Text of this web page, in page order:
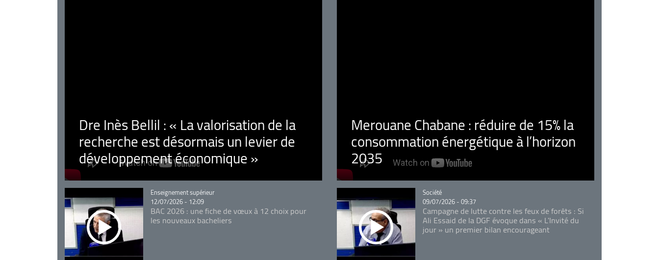
Dre Inès Bellil : « La valorisation de la
recherche est désormais un levier de
développement économique »
Merouane Chabane : réduire de 15% la
consommation énergétique à l’horizon
2035
Catégorie
Enseignement supérieur
12/07/2026 - 12:09
BAC 2026 : une fiche de vœux à 12 choix pour
les nouveaux bacheliers
Catégorie
Société
09/07/2026 - 09:37
Campagne de lutte contre les feux de forêts : Si
Ali Essaid de la DGF évoque dans « L'Invité du
jour » un premier bilan encourageant